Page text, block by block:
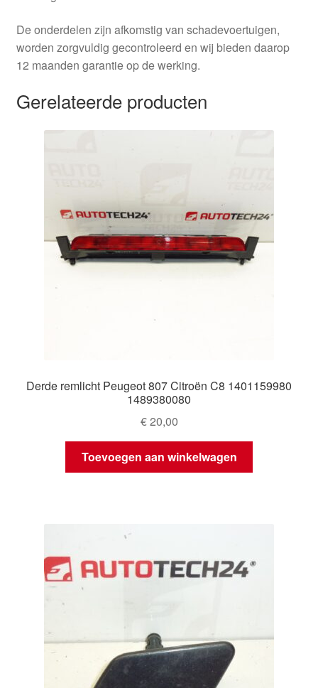
De onderdelen zijn afkomstig van schadevoertuigen,
worden zorgvuldig gecontroleerd en wij bieden daarop
12 maanden garantie op de werking.
Gerelateerde producten
Derde remlicht Peugeot 807 Citroën C8 1401159980
1489380080
€20,00
Toevoegen aan winkelwagen